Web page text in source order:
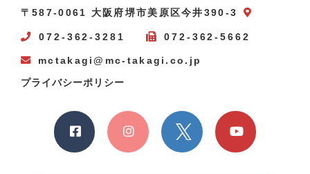
〒587-0061 大阪府堺市美原区今井390-3
072-362-3281 072-362-5662
mctakagi@mc-takagi.co.jp
プライバシーポリシー